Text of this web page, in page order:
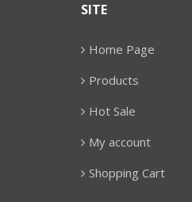
SITE
Home Page
Products
Hot Sale
My account
Shopping Cart